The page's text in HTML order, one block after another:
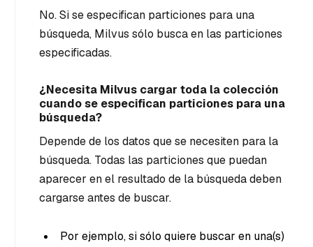
No. Si se especifican particiones para una
búsqueda, Milvus sólo busca en las particiones
especificadas.
¿Necesita Milvus cargar toda la colección
cuando se especifican particiones para una
búsqueda?
Depende de los datos que se necesiten para la
búsqueda. Todas las particiones que puedan
aparecer en el resultado de la búsqueda deben
cargarse antes de buscar.
Por ejemplo, si sólo quiere buscar en una(s)